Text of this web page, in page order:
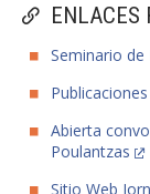
ENLACES
Seminario
Abierta
Poulantzas
Sitio Web